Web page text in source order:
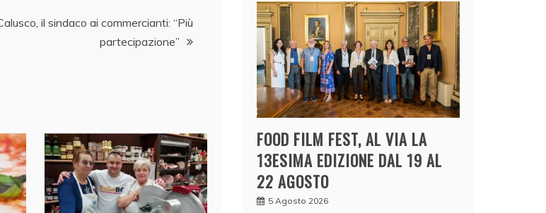
il sindaco ai commercianti: “Più
partecipazione”
FOOD FILM FEST, AL VIA LA
13ESIMA EDIZIONE DAL 19 AL
22 AGOSTO
5 Agosto 2026